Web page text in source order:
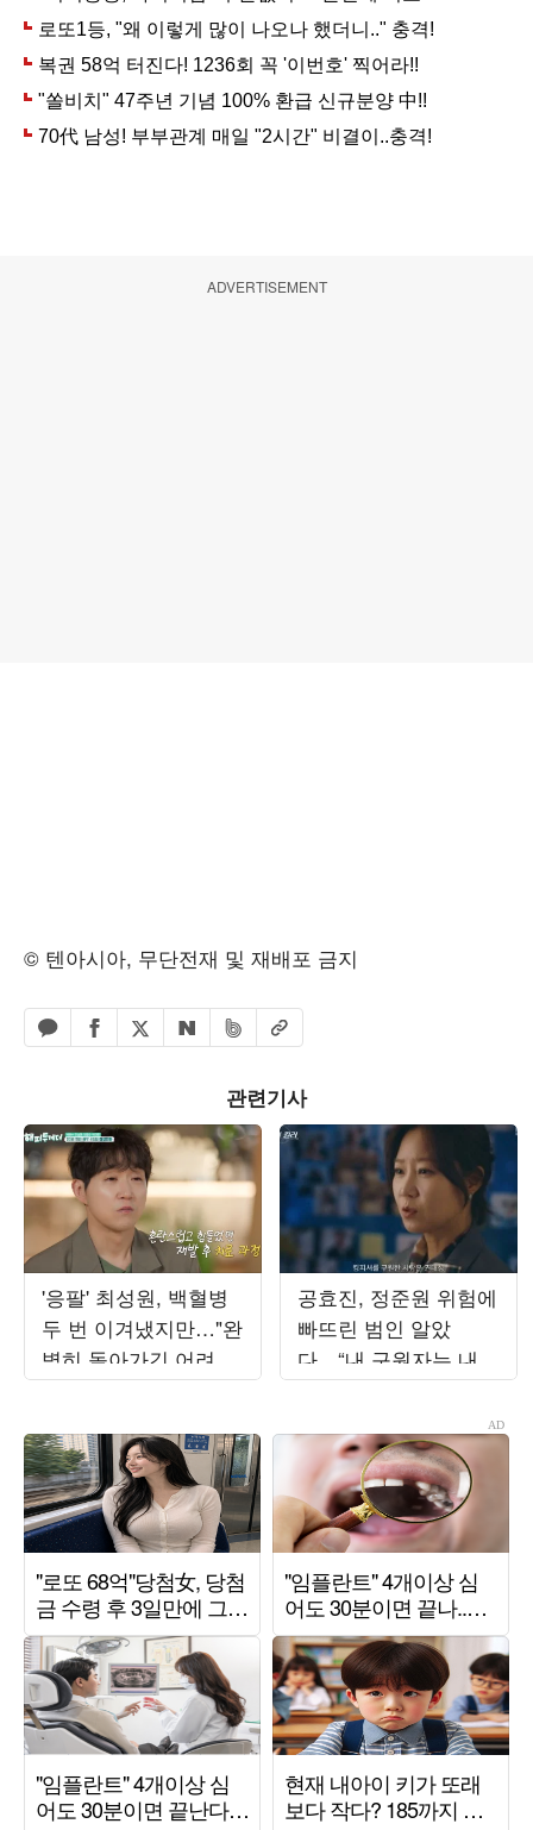
ADVERTISEMENT
© 텐아시아, 무단전재 및 재배포 금지
카카오톡 공유하기
페이스북 공유하기
엑스 공유하기
네이버 공유하기
밴드 공유하기
URL복사
관련기사
'응팔' 최성원, 백혈병
두 번 이겨냈지만…"완
벽히 돌아가긴 어려워"
('해투')
공효진, 정준원 위험에
빠뜨린 범인 알았
다…“내 구원자는 내
남편” (‘유부녀 킬러’)